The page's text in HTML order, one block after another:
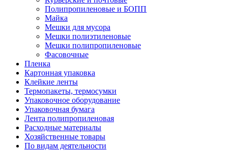
Полипропиленовые и БОПП
Майка
Мешки для мусора
Мешки полиэтиленовые
Мешки полипропиленовые
Фасовочные
Пленка
Картонная упаковка
Клейкие ленты
Термопакеты, термосумки
Упаковочное оборудование
Упаковочная бумага
Лента полипропиленовая
Расходные материалы
Хозяйственные товары
По видам деятельности